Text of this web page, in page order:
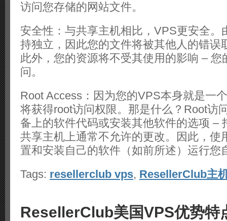
访问您存储的网站文件。
安全性：与共享主机相比，VPS更安全。
持独立，因此您的文件将被其他人的错误
此外，您的资源将不受其使用的影响 – 您
问。
Root Access：因为您的VPS本身就是一
将获得root访问权限。那是什么？Root访
备上的软件代码或安装其他软件的选项 –
共享主机上通常不允许的更改。因此，使
置和安装自己的软件（如前所述）运行您
Tags: resellerclub vps, ResellerClub主
ResellerClub美国VPS优势特